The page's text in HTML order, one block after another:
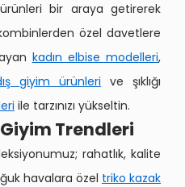
bir araya getirerek
özel davetlere
kadın elbise modelleri,
giyim ürünleri ve şıklığı
ile tarzınızı yükseltin.
Trendleri
rahatlık, kalite
havalara özel triko kazak